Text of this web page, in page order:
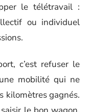
le télétravail :
ou individuel
c’est refuser le
mobilité qui ne
kilomètres gagnés.